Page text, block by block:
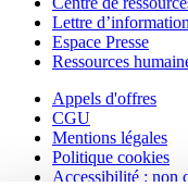
Lettre d’information
Espace Presse
Ressources
Appels d'offres
CGU
Mentions légales
Politique cookies
Accessibilité : non